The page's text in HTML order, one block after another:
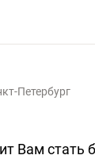
Петербург
Вам